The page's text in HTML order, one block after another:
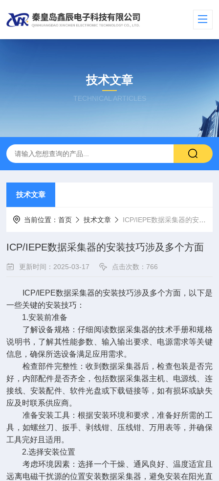
技术文章
TECHNICAL ARTICLES
技术文章
当前位置：首页 技术文章 ICP/IEPE数据采集器的安装技巧涉及多个方面
ICP/IEPE数据采集器的安装技巧涉及多个方面
更新时间：2025-03-17 点击次数：766
ICP/IEPE数据采集器的安装技巧涉及多个方面，以下是
一些关键的安装技巧：
1.安装前准备
了解设备规格：仔细阅读数据采集器的技术手册和规格
说明书，了解其性能参数、输入输出要求、电源需求等关键
信息，确保所选设备满足应用需求。
检查部件完整性：收到数据采集器后，检查包装是否完
好，内部配件是否齐全，包括数据采集器主机、电源线、连
接线、安装配件、软件光盘或下载链接等，如有损坏或缺失
应及时联系供应商。
准备安装工具：根据安装环境和要求，准备好所需的工
具，如螺丝刀、扳手、剥线钳、压线钳、万用表等，并确保
工具完好且适用。
2.选择安装位置
考虑环境因素：选择一个干燥、通风良好、温度适宜且
远离电磁干扰源的位置安装数据采集器，避免安装在阳光直